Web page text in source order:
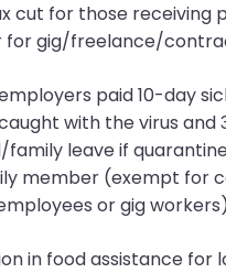
cut for those receiving
for gig/freelance/
paid 10-day
with the virus and
family leave if
member (exempt for
or gig
in food assistance for